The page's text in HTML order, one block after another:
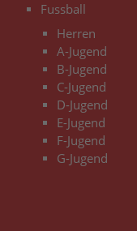
Fussball
Herren
A-Jugend
B-Jugend
C-Jugend
D-Jugend
E-Jugend
F-Jugend
G-Jugend